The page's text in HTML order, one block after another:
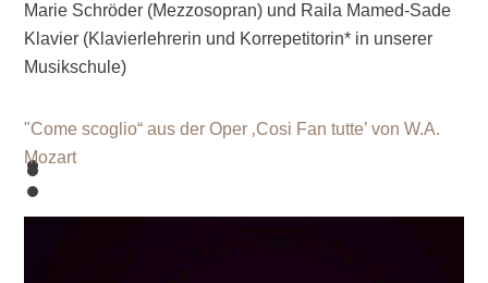
Marie Schröder (Mezzosopran) und Raila Mamed-Sade
Klavier (Klavierlehrerin und Korrepetitorin* in unserer
Musikschule)
"Come scoglio“ aus der Oper ‚Cosi Fan tutte’ von W.A.
Mozart